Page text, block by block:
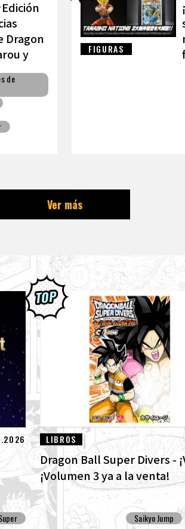
Dragon
y
sobre
de
padre-
de
FIGURAS
Ver más
LIBROS
Dragon Ball Super Divers -
¡Volumen 3 ya a la venta!
Saikyo Jump